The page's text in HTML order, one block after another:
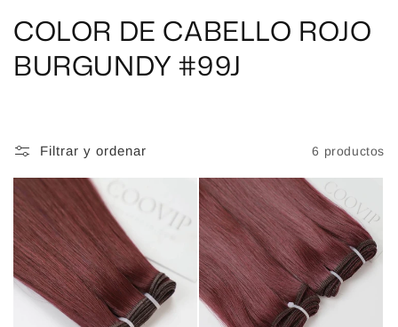
C
o
c
c
i
ó
n
COLOR DE CABELLO ROJO
BURGUNDY #99J
Filtrar y ordenar 6 productos